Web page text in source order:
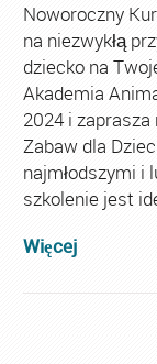
Noworoczny
na niezwykłą
dziecko na
Akademia
2024 i
Zabaw dla
najmłodszymi i
szkolenie jest
Więcej